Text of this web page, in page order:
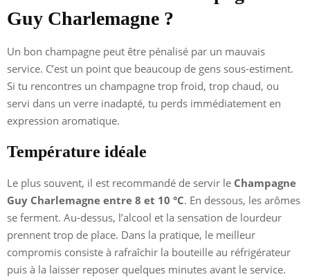
Guy Charlemagne ?
Un bon champagne peut être pénalisé par un mauvais
service. C’est un point que beaucoup de gens sous-estiment.
Si tu rencontres un champagne trop froid, trop chaud, ou
servi dans un verre inadapté, tu perds immédiatement en
expression aromatique.
Température idéale
Le plus souvent, il est recommandé de servir le Champagne
Guy Charlemagne entre 8 et 10 °C. En dessous, les arômes
se ferment. Au-dessus, l’alcool et la sensation de lourdeur
prennent trop de place. Dans la pratique, le meilleur
compromis consiste à rafraîchir la bouteille au réfrigérateur
puis à la laisser reposer quelques minutes avant le service.